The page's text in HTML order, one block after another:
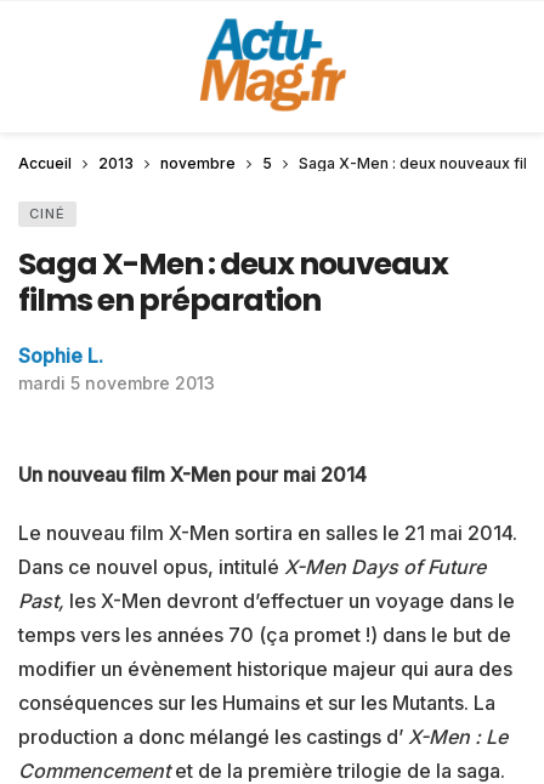
Accueil 2013 novembre 5 Saga X-Men : deux nouveaux
CINÉ
Saga X-Men : deux nouveaux
films en préparation
Sophie L.
mardi 5 novembre 2013
Un nouveau film X-Men pour mai 2014
Le nouveau film X-Men sortira en salles le 21 mai 2014.
Dans ce nouvel opus, intitulé X-Men Days of Future
Past, les X-Men devront d’effectuer un voyage dans le
temps vers les années 70 (ça promet !) dans le but de
modifier un évènement historique majeur qui aura des
conséquences sur les Humains et sur les Mutants. La
production a donc mélangé les castings d’ X-Men : Le
Commencementet de la première trilogie de la saga.